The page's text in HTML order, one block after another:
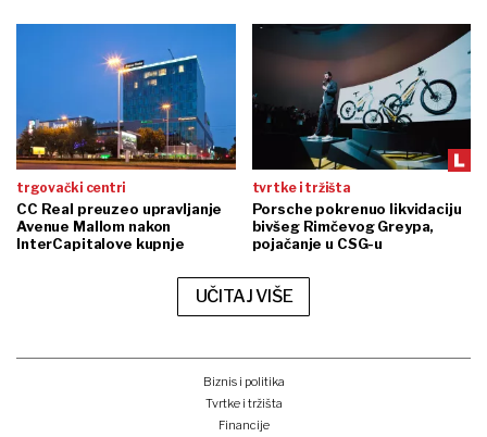
trgovački centri
CC Real preuzeo upravljanje
Avenue Mallom nakon
InterCapitalove kupnje
tvrtke i tržišta
Porsche pokrenuo likvidaciju
bivšeg Rimčevog Greypa,
pojačanje u CSG-u
UČITAJ VIŠE
Biznis i politika
Tvrtke i tržišta
Financije